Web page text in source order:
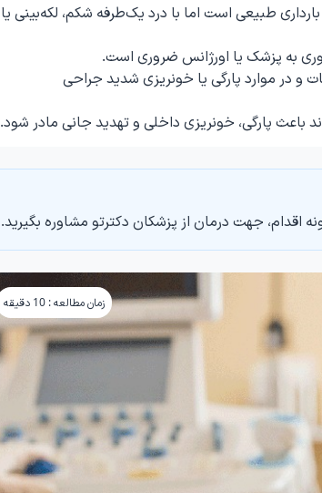
طبیعی است اما با درد یک‌طرفه شکم، لکه‌بینی یا
به پزشک یا اورژانس ضروری است.
و در موارد پارگی یا خونریزی شدید جراحی
پارگی، خونریزی داخلی و تهدید جانی مادر شود.
اقدام، جهت درمان از پزشکان دکترتو مشاوره بگیرید.
زمان مطالعه : 10 دقیقه